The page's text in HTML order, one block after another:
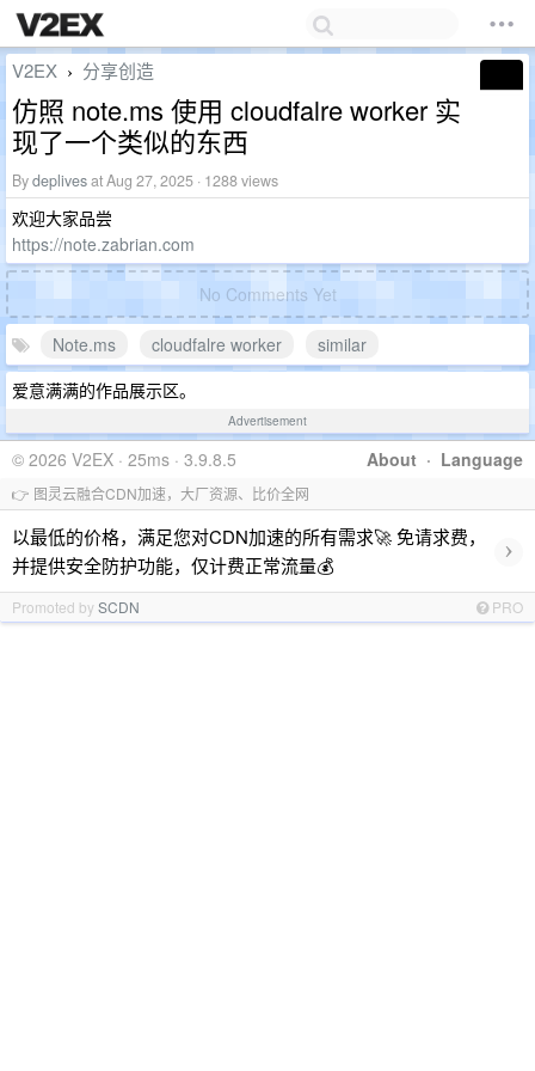
V2EX › 分享创造
仿照 note.ms 使用 cloudfalre worker 实
现了一个类似的东西
Bydeplivesat Aug 27, 2025 · 1288 views
欢迎大家品尝
https://note.zabrian.com
No Comments Yet
Note.ms cloudfalre worker
similar
爱意满满的作品展示区。
Advertisement
About · Language
© 2026 V2EX · 25ms · 3.9.8.5
👉 图灵云融合CDN加速，大厂资源、比价全网
以最低的价格，满足您对CDN加速的所有需求🚀 免请求费，
并提供安全防护功能，仅计费正常流量💰
›
Promoted bySCDN PRO